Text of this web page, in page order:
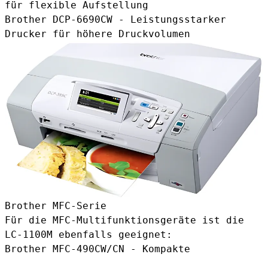
für flexible Aufstellung
Brother DCP-6690CW - Leistungsstarker
Drucker für höhere Druckvolumen
Brother MFC-Serie
Für die MFC-Multifunktionsgeräte ist die
LC-1100M ebenfalls geeignet:
Brother MFC-490CW/CN - Kompakte